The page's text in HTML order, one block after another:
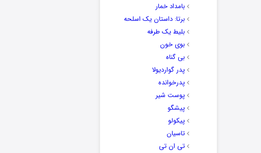
بامداد خمار
برتا: داستان یک اسلحه
بلیط یک‌‌ طرفه
بوی خون
بی گناه
پدر گواردیولا
پدرخوانده
پوست شیر
پیشگو
پیکولو
تاسیان
تی ان تی